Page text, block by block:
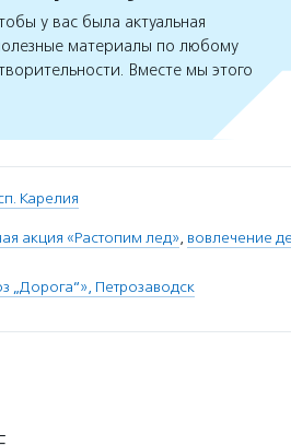
у вас была актуальная
материалы по любому
Вместе мы этого
Карелия
акция «Растопим лед», вовлечение
„Дорога“», Петрозаводск